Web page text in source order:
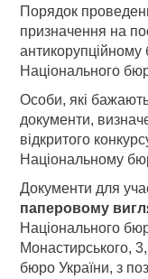
Порядок
призначення на
Національного
Особи, які
документи,
відкритого
Національному
Документи для
паперовому
Національного
Монастирського,
бюро України, з